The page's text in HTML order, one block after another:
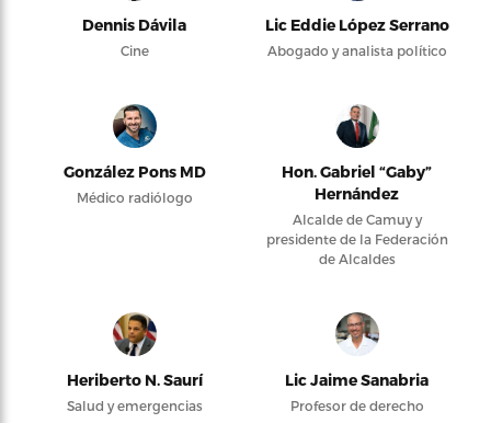
Dennis Dávila
Cine
Lic Eddie López Serrano
Abogado y analista político
González Pons MD
Médico radiólogo
Hon. Gabriel “Gaby”
Hernández
Alcalde de Camuy y
presidente de la Federación
de Alcaldes
Heriberto N. Saurí
Salud y emergencias
Lic Jaime Sanabria
Profesor de derecho